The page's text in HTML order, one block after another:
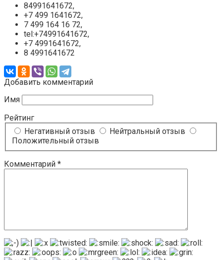
84991641672,
+7 499 1641672,
7 499 164 16 72,
tel:+74991641672,
+7 4991641672,
8 4991641672
Добавить комментарий
Имя
Рейтинг
Негативный отзыв
Нейтральный отзыв
Положительный отзыв
Комментарий *